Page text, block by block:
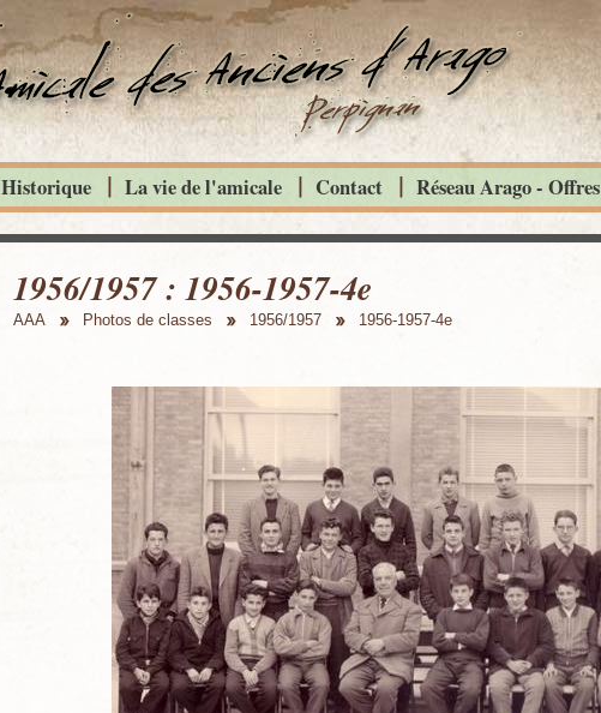
1956/1957 : 1956-1957-4e
AAA Photos de classes 1956/1957 1956-1957-4e
Historique La vie de l'amicale Contact Réseau Arago - Offres